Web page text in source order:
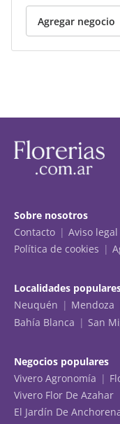
Agregar negocio
Sobre nosotros
Contacto
Aviso legal
Política de cookies
Localidades
Neuquén
Mendoza
Bahía Blanca
San
Negocios populares
Vivero Agronomía
Vivero Flor De Azahar
El Jardín De